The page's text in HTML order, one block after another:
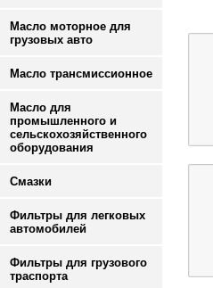
Масло моторное для
грузовых авто
Масло трансмиссионное
Масло для
промышленного и
сельскохозяйственного
оборудования
Смазки
Фильтры для легковых
автомобилей
Фильтры для грузового
траспорта